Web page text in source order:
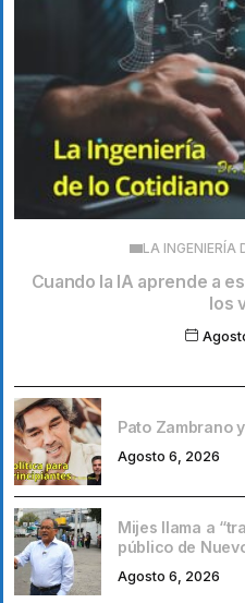
LA INGENIERÍA
Cuando la IA aprende a
los
Pato Zambrano
Agosto 6, 2026
Mijes llama a
público de
Agosto 6, 2026